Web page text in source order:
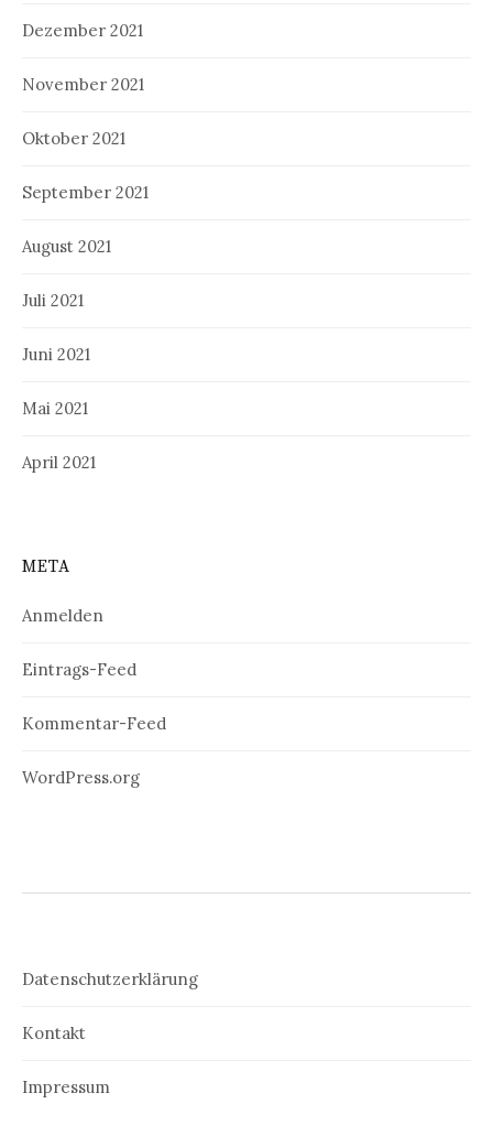
Dezember 2021
November 2021
Oktober 2021
September 2021
August 2021
Juli 2021
Juni 2021
Mai 2021
April 2021
META
Anmelden
Eintrags-Feed
Kommentar-Feed
WordPress.org
Datenschutzerklärung
Kontakt
Impressum